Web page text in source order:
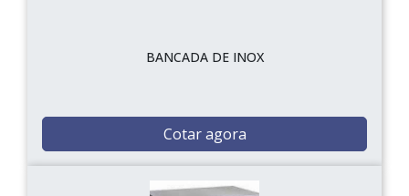
BANCADA DE INOX
Cotar agora